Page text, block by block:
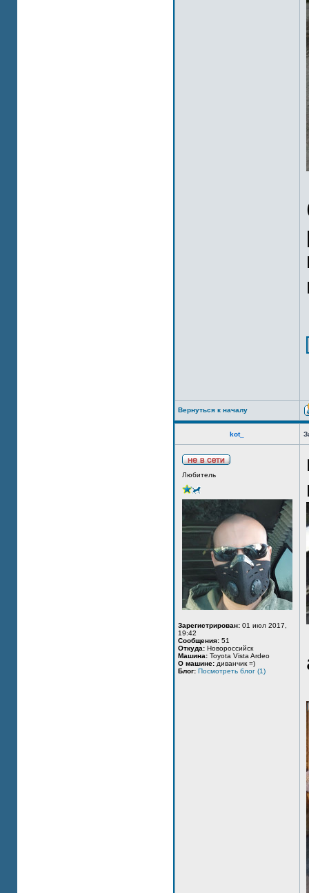
Вернуться к началу
kot_
Любитель
Зарегистрирован: 01 июл 2017,
19:42
Сообщения: 51
Откуда: Новороссийск
Машина: Toyota Vista Ardeo
О машине: диванчик =)
Блог: Посмотреть блог (1)